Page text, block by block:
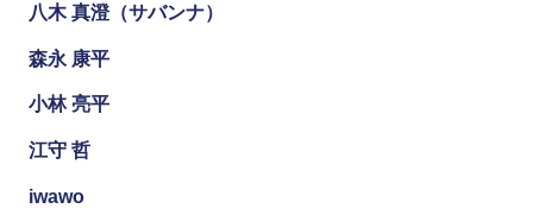
八木 真澄（サバンナ）
森永 康平
小林 亮平
江守 哲
iwawo